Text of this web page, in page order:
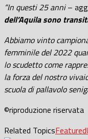
“In questi 25 anni–
dell’Aquila sono
Abbiamo vinto
femminile del 2022
lo scudetto come
la forza del nostro
scuola di pallavolo
©riproduzione riservata
Related TopicsFeatured